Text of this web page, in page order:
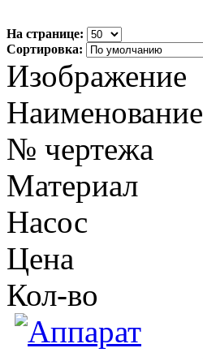
На странице:
Сортировка:
Изображение
Наименование
№ чертежа
Материал
Насос
Цена
Кол-во